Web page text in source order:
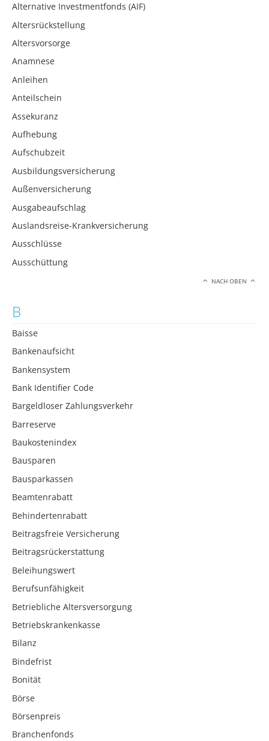
Alternative Investmentfonds (AIF)
Altersrückstellung
Altersvorsorge
Anamnese
Anleihen
Anteilschein
Assekuranz
Aufhebung
Aufschubzeit
Ausbildungsversicherung
Außenversicherung
Ausgabeaufschlag
Auslandsreise-Krankversicherung
Ausschlüsse
Ausschüttung
NACH OBEN
B
Baisse
Bankenaufsicht
Bankensystem
Bank Identifier Code
Bargeldloser Zahlungsverkehr
Barreserve
Baukostenindex
Bausparen
Bausparkassen
Beamtenrabatt
Behindertenrabatt
Beitragsfreie Versicherung
Beitragsrückerstattung
Beleihungswert
Berufsunfähigkeit
Betriebliche Altersversorgung
Betriebskrankenkasse
Bilanz
Bindefrist
Bonität
Börse
Börsenpreis
Branchenfonds